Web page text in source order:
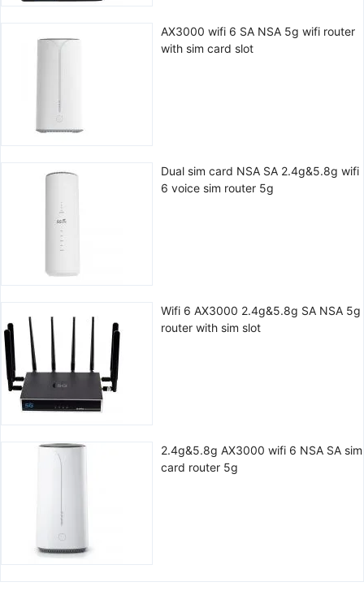
AX3000 wifi 6 SA NSA 5g wifi router
with sim card slot
Dual sim card NSA SA 2.4g&5.8g wifi
6 voice sim router 5g
Wifi 6 AX3000 2.4g&5.8g SA NSA 5g
router with sim slot
2.4g&5.8g AX3000 wifi 6 NSA SA sim
card router 5g